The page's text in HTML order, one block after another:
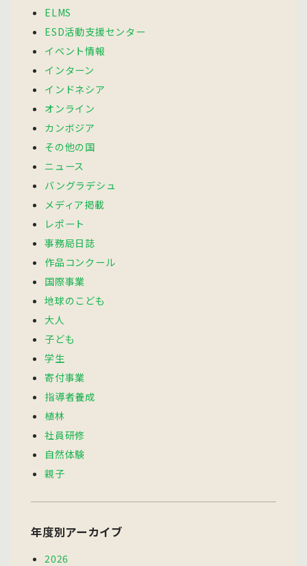
ELMS
ESD活動支援センター
イベント情報
インターン
インドネシア
オンライン
カンボジア
その他の国
ニュース
バングラデシュ
メディア掲載
レポート
事務局日誌
作品コンクール
国際事業
地球のこども
大人
子ども
学生
寄付事業
指導者養成
植林
社員研修
自然体験
親子
年度別アーカイブ
2026